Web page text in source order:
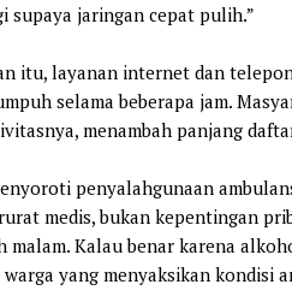
supaya jaringan cepat pulih.”
itu, layanan internet dan
selama beberapa jam.
menambah panjang
penyalahgunaan
medis, bukan kepentingan
malam. Kalau benar karena
yang menyaksikan kondisi